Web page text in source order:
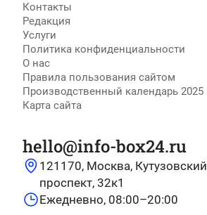
Контакты
Редакция
Услуги
Политика конфиденциальности
О нас
Правила пользования сайтом
Производственный календарь 2025
Карта сайта
hello@info-box24.ru
121170, Москва, Кутузовский
проспект, 32к1
Ежедневно, 08:00–20:00